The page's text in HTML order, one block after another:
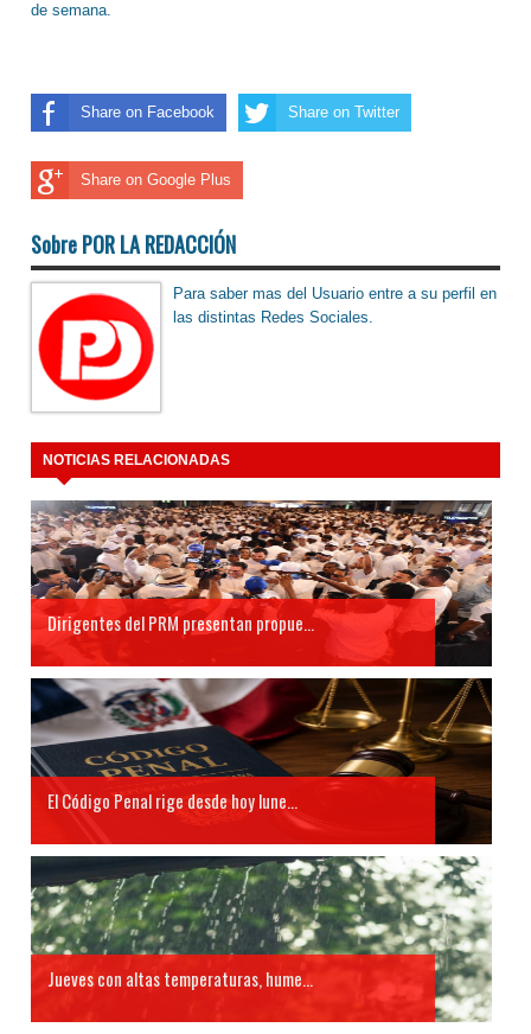
de semana.
Share on Facebook Share on Twitter
Share on Google Plus
Sobre POR LA REDACCIÓN
Para saber mas del Usuario entre a su perfil en
las distintas Redes Sociales.
NOTICIAS RELACIONADAS
Dirigentes del PRM presentan propue...
El Código Penal rige desde hoy lune...
Jueves con altas temperaturas, hume...